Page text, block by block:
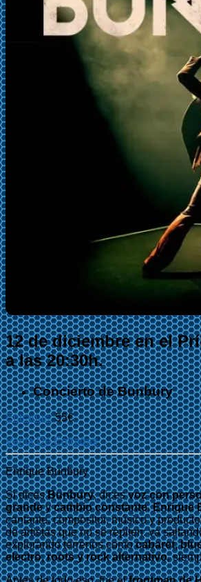
12 de diciembre en el
a las 20:30h.
Concierto de Bunbury
Entradas:55€
Venta De Entradas
Enrique Bunbury
Si dicesBunbury, dicesvoz con
grandeycambio constante.Enrique
cantante, compositor, músico y
de artistas que no se repiten: va
explorando terrenos comocabaret,
electro, roots y rock alternativo,